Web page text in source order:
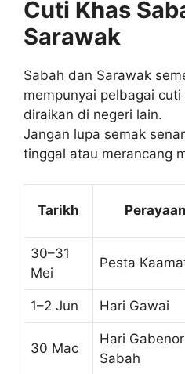
Cuti Khas
Sarawak
Sabah dan Sarawak
mempunyai pelbagai
diraikan di negeri lain.
Jangan lupa semak
tinggal atau merancang
Tarikh Perayaan
30–31
Mei
Pesta
1–2 Jun Hari Gawai
30 Mac
Hari Gabenor
Sabah